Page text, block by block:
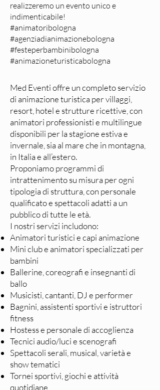
realizzeremo un evento unico e
indimenticabile!
#animatoribologna
#agenziadianimazionebologna
#festeperbambinibologna
#animazioneturisticabologna
Med Eventi offre un completo servizio
di animazione turistica per villaggi,
resort, hotel e strutture ricettive, con
animatori professionisti e multilingue
disponibili per la stagione estiva e
invernale, sia al mare che in montagna,
in Italia e all’estero.
Proponiamo programmi di
intrattenimento su misura per ogni
tipologia di struttura, con personale
qualificato e spettacoli adatti a un
pubblico di tutte le età.
I nostri servizi includono:
Animatori turistici e capi animazione
Mini club e animatori specializzati per
bambini
Ballerine, coreografi e insegnanti di
ballo
Musicisti, cantanti, DJ e performer
Bagnini, assistenti sportivi e istruttori
fitness
Hostess e personale di accoglienza
Tecnici audio/luci e scenografi
Spettacoli serali, musical, varietà e
show tematici
Tornei sportivi, giochi e attività
quotidiane